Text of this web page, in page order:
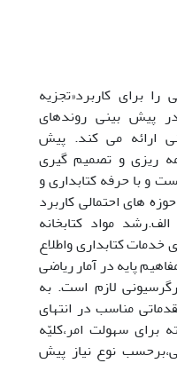
را برای کاربرد«تجزیه
پیش بینی روندهای
ارائه می کند. پیش
ریزی و تصمیم گیری
و با حرفه کتابداری و
های احتمالی کاربرد
مواد کتابخانه
خدمات کتابداری واطلاع
پایه در آمار ریاضی
لازم است. به
مناسب در انتهای
سهولت امر،کلیّه
نوع نیاز پیش